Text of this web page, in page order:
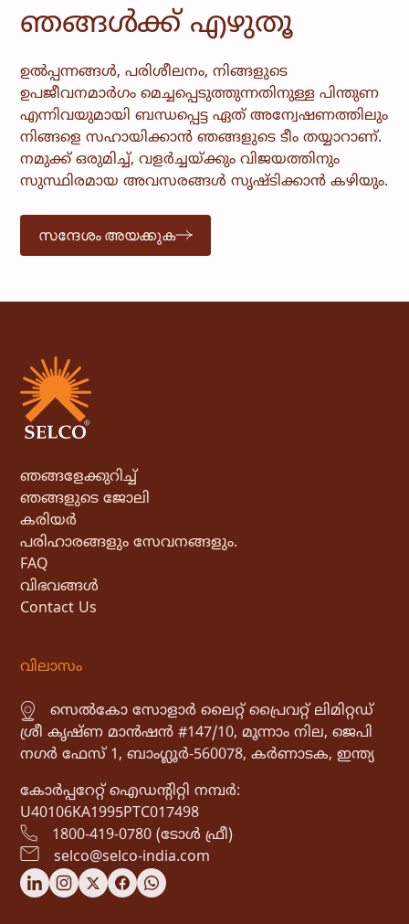
ഞങ്ങൾക്ക് എഴുതൂ
ഉൽപ്പന്നങ്ങൾ, പരിശീലനം, നിങ്ങളുടെ
ഉപജീവനമാർഗം മെച്ചപ്പെടുത്തുന്നതിനുള്ള പിന്തുണ
എന്നിവയുമായി ബന്ധപ്പെട്ട ഏത് അന്വേഷണത്തിലും
നിങ്ങളെ സഹായിക്കാൻ ഞങ്ങളുടെ ടീം തയ്യാറാണ്.
നമുക്ക് ഒരുമിച്ച്, വളർച്ചയ്ക്കും വിജയത്തിനും
സുസ്ഥിരമായ അവസരങ്ങൾ സൃഷ്ടിക്കാൻ കഴിയും.
സന്ദേശം അയക്കുക
ഞങ്ങളേക്കുറിച്ച്
ഞങ്ങളുടെ ജോലി
കരിയർ
പരിഹാരങ്ങളും സേവനങ്ങളും.
FAQ
വിഭവങ്ങൾ
Contact Us
വിലാസം
സെൽകോ സോളാർ ലൈറ്റ് പ്രൈവറ്റ് ലിമിറ്റഡ്
ശ്രീ കൃഷ്ണ മാൻഷൻ #147/10, മൂന്നാം നില, ജെപി
നഗർ ഫേസ് 1, ബാംഗ്ലൂർ-560078, കർണാടക, ഇന്ത്യ
കോർപ്പറേറ്റ് ഐഡൻ്റിറ്റി നമ്പർ:
U40106KA1995PTC017498
1800-419-0780 (ടോൾ ഫ്രീ)
selco@selco-india.com